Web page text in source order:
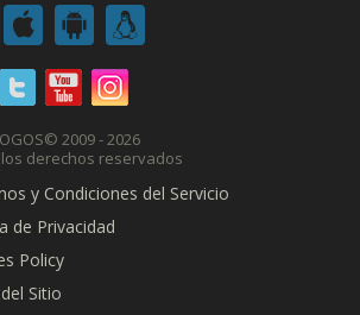
© 2009 - 2026
derechos reservados
y Condiciones del Servicio
de Privacidad
Policy
Sitio